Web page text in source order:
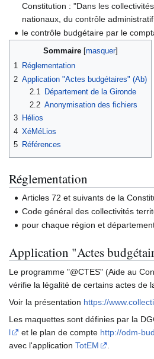
navigation
recherche
Constitution : "Dans les
nationaux, du contrôle
le contrôle budgétaire par le
Sommaire
1 Réglementation
2 Application "Actes budgétaires" (Ab)
2.1
Département de la Gironde
2.2 Anonymisation des fichiers
3 Hélios
4 XéMéLios
5 Références
Réglementation
Articles 72 et suivants de la
Code général des collectivités
pour chaque région et
Application "Actes
Le programme "@CTES" (Aide au
vérifie la légalité de certains actes de
Voir la présentation https://
Les maquettes sont définies par la
l
et le plan de compte http://odm-
avec l'application TotEM .